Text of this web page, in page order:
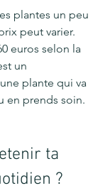
plantes un peu
peut varier.
euros selon la
un
plante qui va
en prends soin.
ta
?